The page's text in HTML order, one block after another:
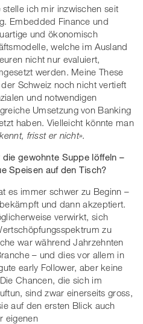
stelle ich mir inzwischen seit
Embedded Finance und
und ökonomisch
welche im Ausland
nicht nur evaluiert,
werden. Meine These
Schweiz noch nicht vertieft
und notwendigen
Umsetzung von Banking
haben. Vielleicht könnte man
frisst er nicht».
gewohnte Suppe löffeln –
Speisen auf den Tisch?
es immer schwer zu Beginn –
und dann akzeptiert.
verwirkt, sich
zu
war während Jahrzehnten
– und dies vor allem in
early Follower, aber keine
Chancen, die sich im
sind zwar einerseits gross,
auf den ersten Blick auch
eigenen